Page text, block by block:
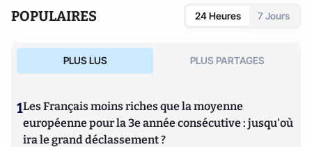
POPULAIRES 24 Heures 7 Jours
PLUS LUS PLUS PARTAGES
1Les Français moins riches que la moyenne
européenne pour la 3e année consécutive : jusqu'où
ira le grand déclassement ?